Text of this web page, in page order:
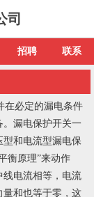
司
招聘 联系
在必定的漏电条件
。漏电保护开关一
型和电流型漏电保
衡原理”来动作
线电流相等，电流
量和也等于零，这